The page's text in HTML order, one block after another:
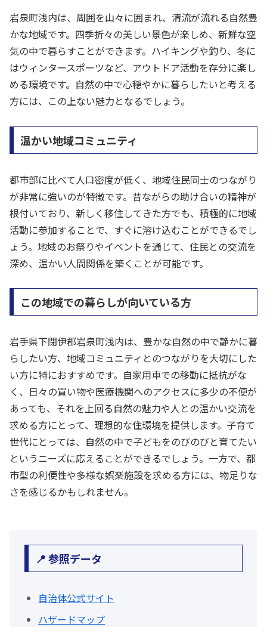
岩泉町浅内は、周囲を山々に囲まれ、清流が流れる自然豊
かな地域です。四季折々の美しい景色が楽しめ、新鮮な空
気の中で暮らすことができます。ハイキングや釣り、冬に
はウィンタースポーツなど、アウトドア活動を存分に楽し
める環境です。自然の中で心穏やかに暮らしたいと考える
方には、この上ない魅力となるでしょう。
温かい地域コミュニティ
都市部に比べて人口密度が低く、地域住民同士のつながり
が非常に強いのが特徴です。昔ながらの助け合いの精神が
根付いており、新しく移住してきた方でも、積極的に地域
活動に参加することで、すぐに溶け込むことができるでし
ょう。地域のお祭りやイベントを通じて、住民との交流を
深め、温かい人間関係を築くことが可能です。
この地域での暮らしが向いている方
岩手県下閉伊郡岩泉町浅内は、豊かな自然の中で静かに暮
らしたい方、地域コミュニティとのつながりを大切にした
い方に特におすすめです。自家用車での移動に抵抗がな
く、日々の買い物や医療機関へのアクセスに多少の不便が
あっても、それを上回る自然の魅力や人との温かい交流を
求める方にとって、理想的な住環境を提供します。子育て
世代にとっては、自然の中で子どもをのびのびと育てたい
というニーズに応えることができるでしょう。一方で、都
市型の利便性や多様な娯楽施設を求める方には、物足りな
さを感じるかもしれません。
📍 参照データ
自治体公式サイト
ハザードマップ